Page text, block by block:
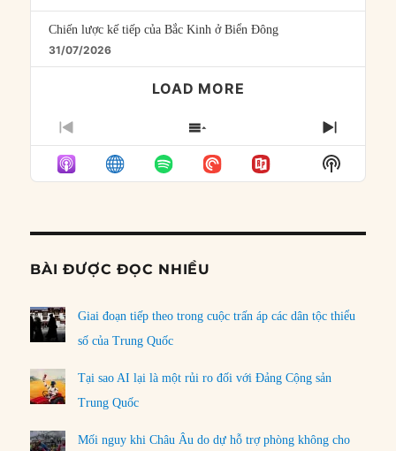
Chiến lược kế tiếp của Bắc Kinh ở Biển Đông
31/07/2026
LOAD MORE
PREVIOUS
EPISODE
SHOW
EPISODES
LIST
NEXT
Show
Podcast
BÀI ĐƯỢC ĐỌC NHIỀU
Giai đoạn tiếp theo trong cuộc trấn áp các dân tộc thiểu
số của Trung Quốc
Tại sao AI lại là một rủi ro đối với Đảng Cộng sản
Trung Quốc
Mối nguy khi Châu Âu do dự hỗ trợ phòng không cho